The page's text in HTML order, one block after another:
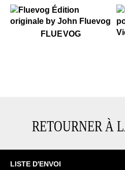
FluevogFLUEVOG
RETOURNER À
LISTE D'ENVOI